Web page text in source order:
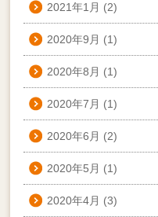
2021年1月 (2)
2020年9月 (1)
2020年8月 (1)
2020年7月 (1)
2020年6月 (2)
2020年5月 (1)
2020年4月 (3)